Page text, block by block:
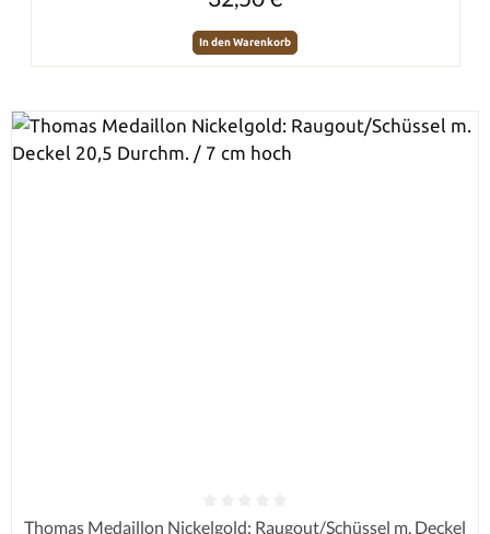
In den Warenkorb
Durchschnittliche Bewertung von 0 von 5 Sternen
Thomas Medaillon Nickelgold: Raugout/Schüssel m. Deckel